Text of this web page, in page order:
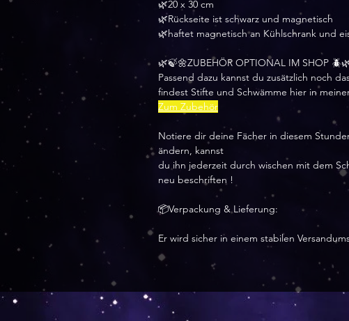
🌿20 x 30 cm
🌿Rückseite ist schwarz und magnetisch
🌿haftet magnetisch an Kühlschrank und
🌿🍃🌼ZUBEHÖR OPTIONAL IM SHOP
Passend dazu kannst du zusätzlich noch
findest Stifte und Schwämme hier in
Zum Zubehör
Notiere dir deine Fächer in diesem
ändern, kannst
du ihn jederzeit durch wischen mit dem
neu beschriften !
📦Verpackung & Lieferung:
Er wird sicher in einem stabilen